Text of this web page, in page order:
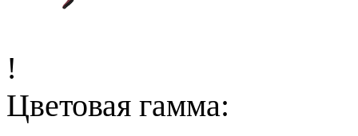
!
Цветовая гамма: